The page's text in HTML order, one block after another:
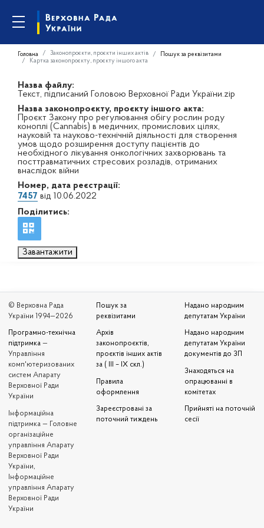
Головна Законопроєкти, проєкти інших актів
Пошук за реквізитами
Картка законопроєкту, проєкту іншого акта
Назва файлу:
Текст, підписаний Головою Верховної Ради України.zip
Назва законопроєкту, проєкту іншого акта:
Проєкт Закону про регулювання обігу рослин роду
коноплі (Cannabis) в медичних, промислових цілях,
науковій та науково-технічній діяльності для створення
умов щодо розширення доступу пацієнтів до
необхідного лікування онкологічних захворювань та
посттравматичних стресових розладів, отриманих
внаслідок війни
Номер, дата реєстрації:
7457 від 10.06.2022
Поділитись:
Завантажити
© Верховна Рада
України 1994—2026
Програмно-технічна
підтримка —
Управління
комп'ютеризованих
систем Апарату
Верховної Ради
України
Iнформаційна
підтримка — Головне
організаційне
управління Апарату
Верховної Ради
України,
Інформаційне
управління Апарату
Верховної Ради
України
Пошук за
реквізитами
Архів
законопроєктів,
проєктів інших актів
за ( III – IX скл.)
Правила
оформлення
Зареєстровані за
поточний тиждень
Надано народним
депутатам України
Надано народним
депутатам України
документів до ЗП
Знаходяться на
опрацюванні в
комітетах
Прийняті на поточній
сесії